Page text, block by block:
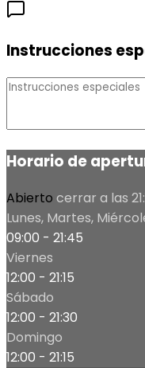
Instrucciones
Horario de
Abierto cerrar a las
Lunes, Martes,
09:00 - 21:45
Viernes
12:00 - 21:15
Sábado
12:00 - 21:30
Domingo
12:00 - 21:15